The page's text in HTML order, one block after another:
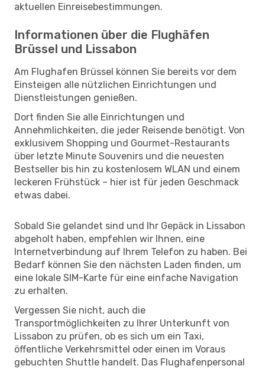
aktuellen Einreisebestimmungen.
Informationen über die Flughäfen
Brüssel und Lissabon
Am Flughafen Brüssel können Sie bereits vor dem
Einsteigen alle nützlichen Einrichtungen und
Dienstleistungen genießen.
Dort finden Sie alle Einrichtungen und
Annehmlichkeiten, die jeder Reisende benötigt. Von
exklusivem Shopping und Gourmet-Restaurants
über letzte Minute Souvenirs und die neuesten
Bestseller bis hin zu kostenlosem WLAN und einem
leckeren Frühstück – hier ist für jeden Geschmack
etwas dabei.
Sobald Sie gelandet sind und Ihr Gepäck in Lissabon
abgeholt haben, empfehlen wir Ihnen, eine
Internetverbindung auf Ihrem Telefon zu haben. Bei
Bedarf können Sie den nächsten Laden finden, um
eine lokale SIM-Karte für eine einfache Navigation
zu erhalten.
Vergessen Sie nicht, auch die
Transportmöglichkeiten zu Ihrer Unterkunft von
Lissabon zu prüfen, ob es sich um ein Taxi,
öffentliche Verkehrsmittel oder einen im Voraus
gebuchten Shuttle handelt. Das Flughafenpersonal